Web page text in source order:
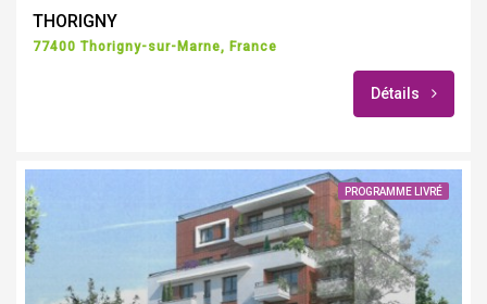
THORIGNY
77400 Thorigny-sur-Marne, France
Détails
PROGRAMME LIVRÉ